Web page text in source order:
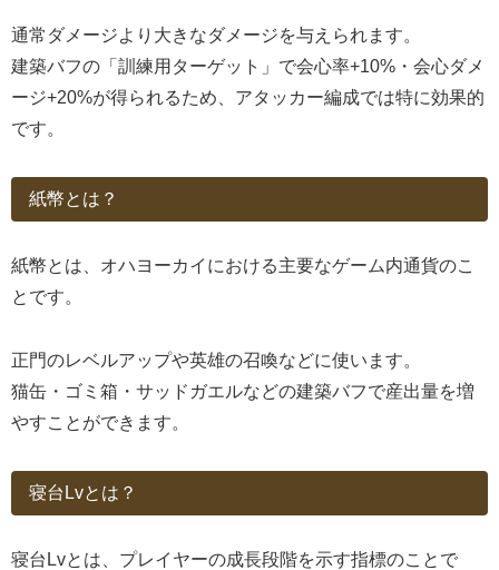
通常ダメージより大きなダメージを与えられます。
建築バフの「訓練用ターゲット」で会心率+10%・会心ダメ
ージ+20%が得られるため、アタッカー編成では特に効果的
です。
紙幣とは？
紙幣とは、オハヨーカイにおける主要なゲーム内通貨のこ
とです。
正門のレベルアップや英雄の召喚などに使います。
猫缶・ゴミ箱・サッドガエルなどの建築バフで産出量を増
やすことができます。
寝台Lvとは？
寝台Lvとは、プレイヤーの成長段階を示す指標のことで